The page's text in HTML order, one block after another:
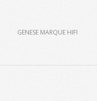
GENESE MARQUE HIFI